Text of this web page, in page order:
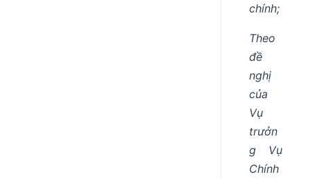
chính;
Theo
đề
nghị
của
Vụ
trưởn
g Vụ
Chính